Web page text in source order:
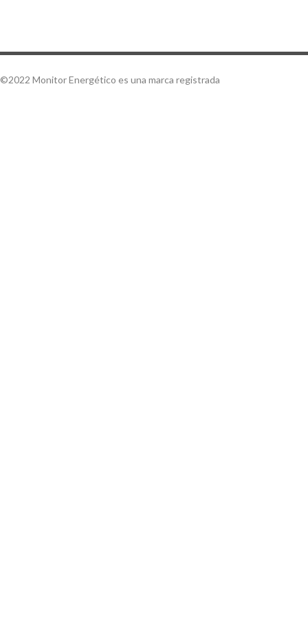
©2022 Monitor Energético es una marca registrada